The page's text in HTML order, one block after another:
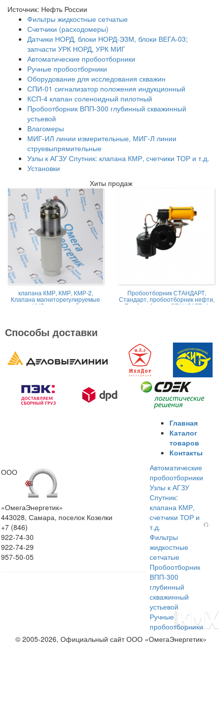
Источник: Нефть России
Фильтры жидкостные сетчатые
Счетчики (расходомеры)
Датчики НОРД, блоки НОРД-Э3М, блоки ВЕГА-03;
запчасти УРК НОРД, УРК МИГ
Автоматические пробоотборники
Ручные пробоотборники
Оборудование для исследования скважин
СПИ-01 сигнализатор положения индукционный
КСП-4 клапан соленоидный пилотный
Пробоотборник ВПП-300 глубинный скважинный
устьевой
Влагомеры
МИГ-ИЛ линии измерительные, МИГ-Л линии
струевыпрямительные
Узлы к АГЗУ Спутник: клапана КМР, счетчики ТОР и т.д.
Установки
Хиты продаж
клапана КМР, КМР, КМР-2,
Клапана магниторегулируемые
КМР жидкостной
Пробоотборник СТАНДАРТ,
Стандарт, пробоотборник нефти,
Пробоотборник СТАНДАРТ -А
Способы доставки
ООО
«ОмегаЭнергетик»
443028, Самара, поселок Козелки
+7 (846)
922-74-30
922-74-29
957-50-05
Главная
Каталог
товаров
Контакты
Автоматические
пробоотборники
Узлы к АГЗУ
Спутник:
клапана КМР,
счетчики ТОР и
т.д.
Фильтры
жидкостные
сетчатые
Пробоотборник
ВПП-300
глубинный
скважинный
устьевой
Ручные
пробоотборники
© 2005-2026, Официальный сайт ООО «ОмегаЭнергетик»